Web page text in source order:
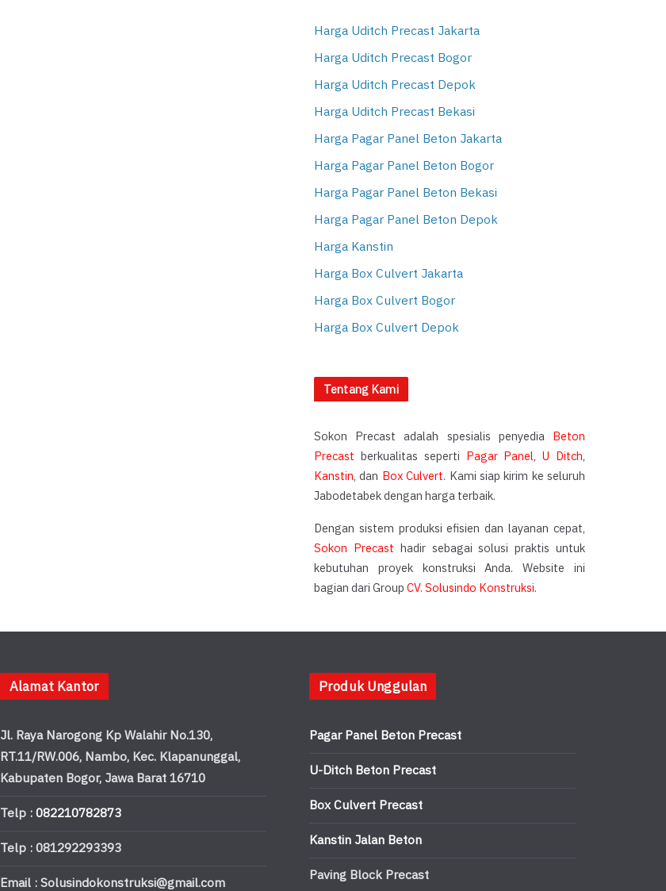
Harga Uditch Precast Jakarta
Harga Uditch Precast Bogor
Harga Uditch Precast Depok
Harga Uditch Precast Bekasi
Harga Pagar Panel Beton Jakarta
Harga Pagar Panel Beton Bogor
Harga Pagar Panel Beton Bekasi
Harga Pagar Panel Beton Depok
Harga Kanstin
Harga Box Culvert Jakarta
Harga Box Culvert Bogor
Harga Box Culvert Depok
Tentang Kami
Sokon Precast adalah spesialis penyedia Beton
Precast berkualitas seperti Pagar Panel,U Ditch,
Kanstin, dan Box Culvert. Kami siap kirim ke seluruh
Jabodetabek dengan harga terbaik.
Dengan sistem produksi efisien dan layanan cepat,
Sokon Precast hadir sebagai solusi praktis untuk
kebutuhan proyek konstruksi Anda. Website ini
bagian dari GroupCV. Solusindo Konstruksi.
Alamat Kantor
Jl. Raya Narogong Kp Walahir No.130,
RT.11/RW.006, Nambo, Kec. Klapanunggal,
Kabupaten Bogor, Jawa Barat 16710
Telp :082210782873
Telp : 081292293393
Email : Solusindokonstruksi@gmail.com
Produk Unggulan
Pagar Panel Beton Precast
U-Ditch Beton Precast
Box Culvert Precast
Kanstin Jalan Beton
Paving Block Precast